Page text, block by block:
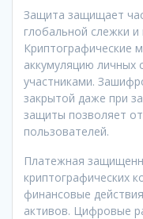
Защита защищает
глобальной слежки
Криптографические
аккумуляцию личных
участниками.
закрытой даже при
защиты позволяет
пользователей.
Платежная
криптографических
финансовые
активов. Цифровые